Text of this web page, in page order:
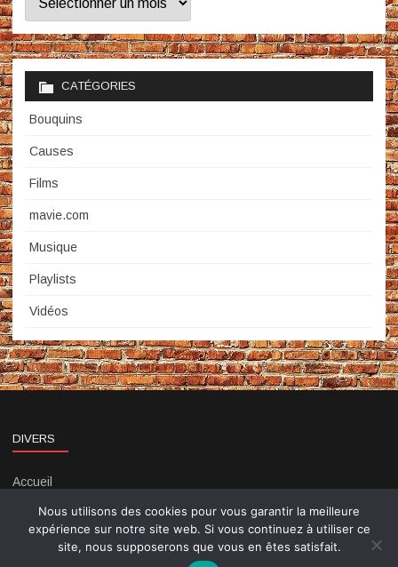
CATÉGORIES
Bouquins
Causes
Films
mavie.com
Musique
Playlists
Vidéos
DIVERS
Accueil
Contact
Politique de confidentialité
Nous utilisons des cookies pour vous garantir la meilleure
expérience sur notre site web. Si vous continuez à utiliser ce
site, nous supposerons que vous en êtes satisfait.